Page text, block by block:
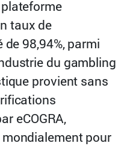
taux de
98,94%, parmi
du gambling
provient sans
eCOGRA,
pour